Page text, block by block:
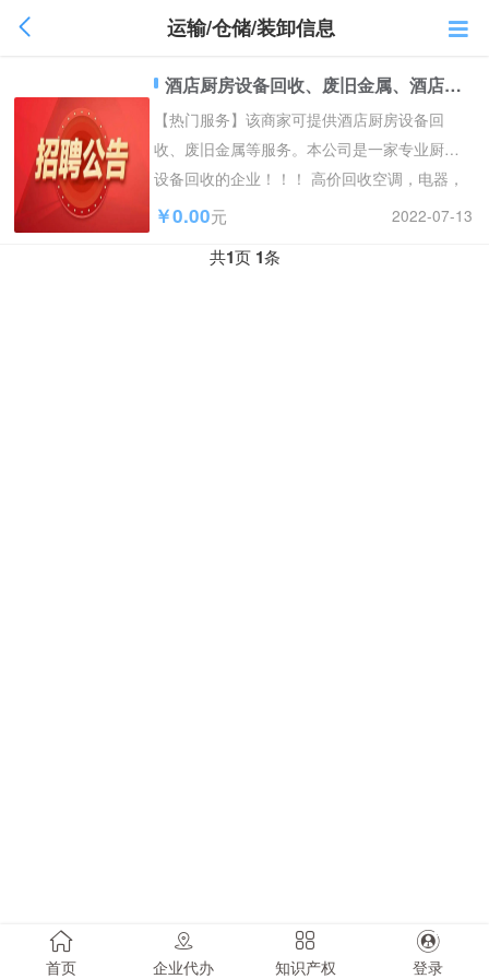
运输/仓储/装卸信息
酒店厨房设备回收、废旧金属、酒店设备、烘培设备回收、奶茶设备
【热门服务】该商家可提供酒店厨房设备回
收、废旧金属等服务。本公司是一家专业厨房
设备回收的企业！！！ 高价回收空调，电器，
废旧金属，酒店设备，...
￥0.00元 2022-07-13
共1页 1条
首页 企业代办 知识产权 登录